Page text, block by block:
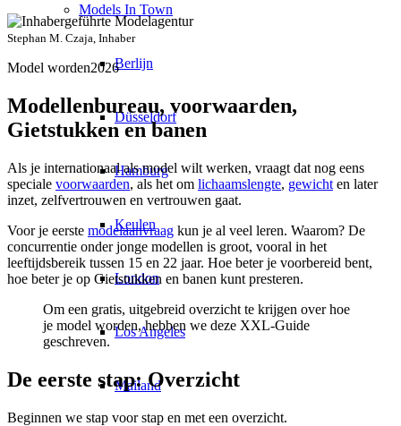
Models In Town
Berlijn
Düsseldorf
Hamburg
Keulen
London
Los Angeles
Mailand
Stephan M. Czaja, Inhaber
Model worden2026
Modellenbureau, voorwaarden,
Gietstukken en banen
Als je internationaal als model wilt werken, vraagt dat nog eens
speciale voorwaarden, als het om lichaamslengte, gewicht en later
inzet, zelfvertrouwen en vertrouwen gaat.
Voor je eerste modelaanvraag kun je al veel leren. Waarom? De
concurrentie onder jonge modellen is groot, vooral in het
leeftijdsbereik tussen 15 en 22 jaar. Hoe beter je voorbereid bent,
hoe beter je op Gietstukken en banen kunt presteren.
Om een gratis, uitgebreid overzicht te krijgen over hoe
je model worden, hebben we deze XXL-Guide
geschreven.
De eerste stap: Overzicht
Beginnen we stap voor stap en met een overzicht.